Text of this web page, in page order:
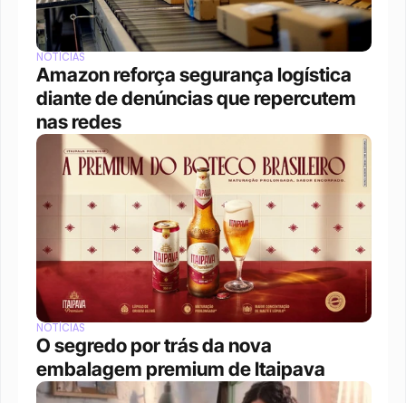
NOTÍCIAS
Amazon reforça segurança logística
diante de denúncias que repercutem
nas redes
NOTÍCIAS
O segredo por trás da nova
embalagem premium de Itaipava